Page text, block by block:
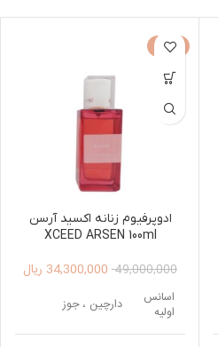
-30%
ادوپرفیوم زنانه اکسید آرسن
XCEED ARSEN 100ml
49,000,000
34,300,000 ریال
اسانس
اولیه
دارچین ، جوز